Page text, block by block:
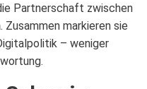
Partnerschaft zwischen
. Zusammen markieren sie
– weniger